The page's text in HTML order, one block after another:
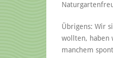
Übrigens: Wir
wollten, haben
manchem